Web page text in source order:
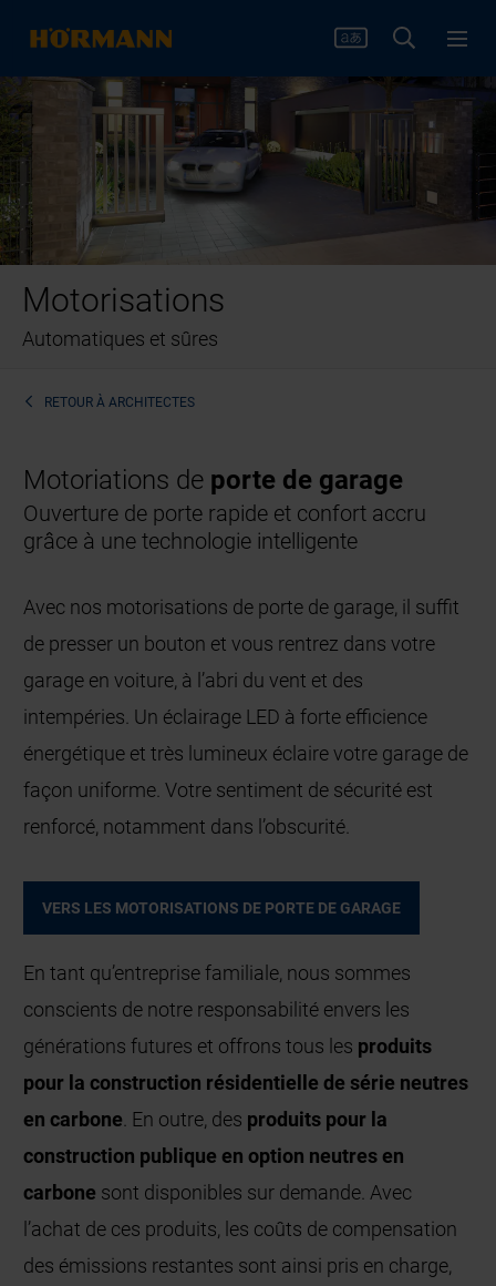
Motorisations
Automatiques et sûres
RETOUR À ARCHITECTES
Motoriations de porte de garage
Ouverture de porte rapide et confort accru
grâce à une technologie intelligente
Avec nos motorisations de porte de garage, il suffit
de presser un bouton et vous rentrez dans votre
garage en voiture, à l’abri du vent et des
intempéries. Un éclairage LED à forte efficience
énergétique et très lumineux éclaire votre garage de
façon uniforme. Votre sentiment de sécurité est
renforcé, notamment dans l’obscurité.
VERS LES MOTORISATIONS DE PORTE DE GARAGE
En tant qu’entreprise familiale, nous sommes
conscients de notre responsabilité envers les
générations futures et offrons tous les produits
pour la construction résidentielle de série neutres
en carbone . En outre, des produits pour la
construction publique en option neutres en
carbone sont disponibles sur demande. Avec
l’achat de ces produits, les coûts de compensation
des émissions restantes sont ainsi pris en charge,